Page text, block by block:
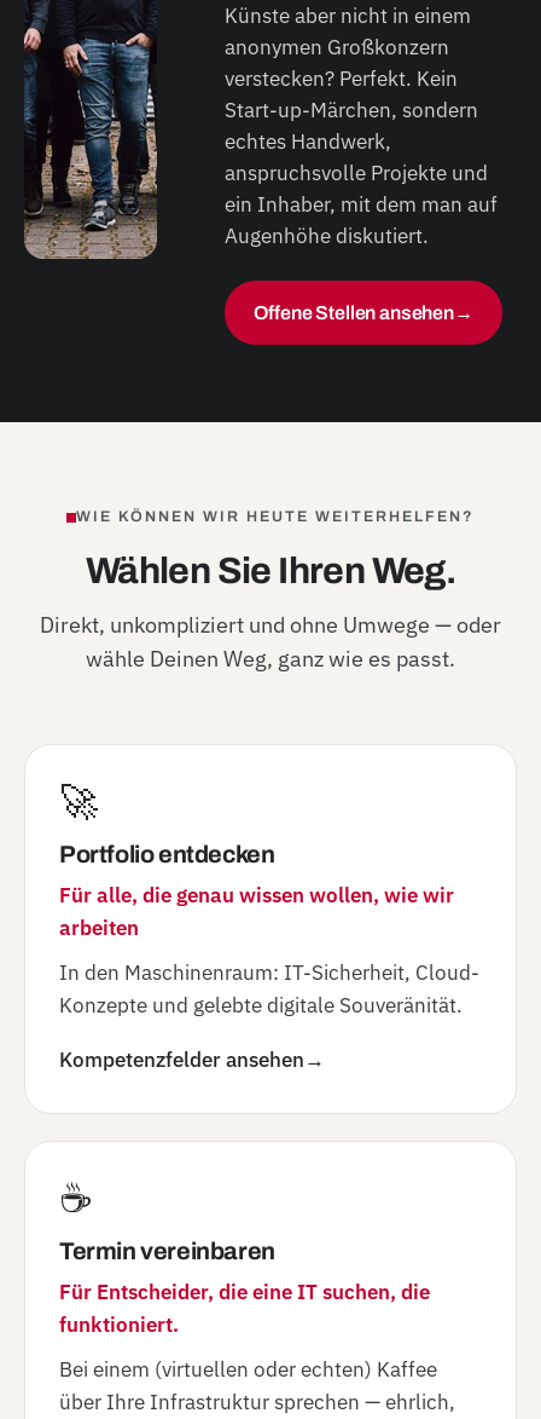
Künste aber nicht in einem
anonymen Großkonzern
verstecken? Perfekt. Kein
Start-up-Märchen, sondern
echtes Handwerk,
anspruchsvolle Projekte und
ein Inhaber, mit dem man auf
Augenhöhe diskutiert.
Offene Stellen ansehen→
WIE KÖNNEN WIR HEUTE WEITERHELFEN?
Wählen Sie Ihren Weg.
Direkt, unkompliziert und ohne Umwege — oder
wähle Deinen Weg, ganz wie es passt.
🚀
Portfolio entdecken
Für alle, die genau wissen wollen, wie wir
arbeiten
In den Maschinenraum: IT-Sicherheit, Cloud-
Konzepte und gelebte digitale Souveränität.
Kompetenzfelder ansehen→
☕
Termin vereinbaren
Für Entscheider, die eine IT suchen, die
funktioniert.
Bei einem (virtuellen oder echten) Kaffee
über Ihre Infrastruktur sprechen — ehrlich,